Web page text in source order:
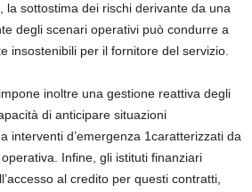
la sottostima dei rischi derivante da una
degli scenari operativi può condurre a
insostenibili per il fornitore del servizio.
inoltre una gestione reattiva degli
di anticipare situazioni
interventi d’emergenza 1caratterizzati da
Infine, gli istituti finanziari
al credito per questi contratti,